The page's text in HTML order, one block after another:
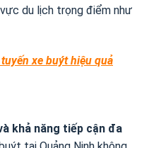
du lịch trọng điểm như
xe buýt hiệu quả
khả năng tiếp cận đa